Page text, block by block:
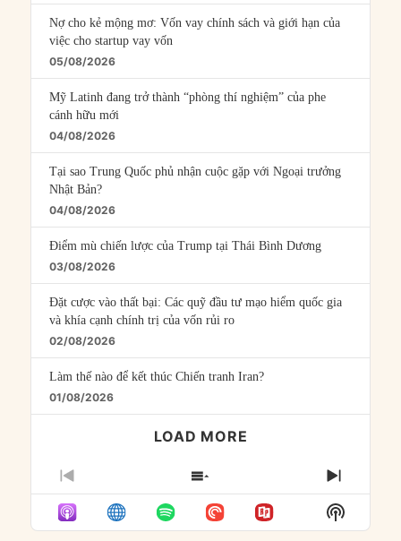
Nợ cho kẻ mộng mơ: Vốn vay chính sách và giới hạn của
việc cho startup vay vốn
05/08/2026
Mỹ Latinh đang trở thành “phòng thí nghiệm” của phe
cánh hữu mới
04/08/2026
Tại sao Trung Quốc phủ nhận cuộc gặp với Ngoại trưởng
Nhật Bản?
04/08/2026
Điểm mù chiến lược của Trump tại Thái Bình Dương
03/08/2026
Đặt cược vào thất bại: Các quỹ đầu tư mạo hiểm quốc gia
và khía cạnh chính trị của vốn rủi ro
02/08/2026
Làm thế nào để kết thúc Chiến tranh Iran?
01/08/2026
LOAD MORE
PREVIOUS
EPISODE
SHOW
EPISODES
LIST
NEXT
Show
Podcast